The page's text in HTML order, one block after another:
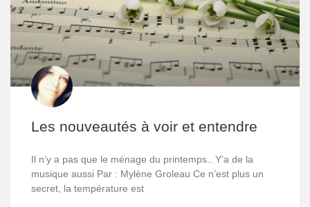
Les nouveautés à voir et entendre
Il n’y a pas que le ménage du printemps.. Y’a de la
musique aussi Par : Mylène Groleau Ce n’est plus un
secret, la température est